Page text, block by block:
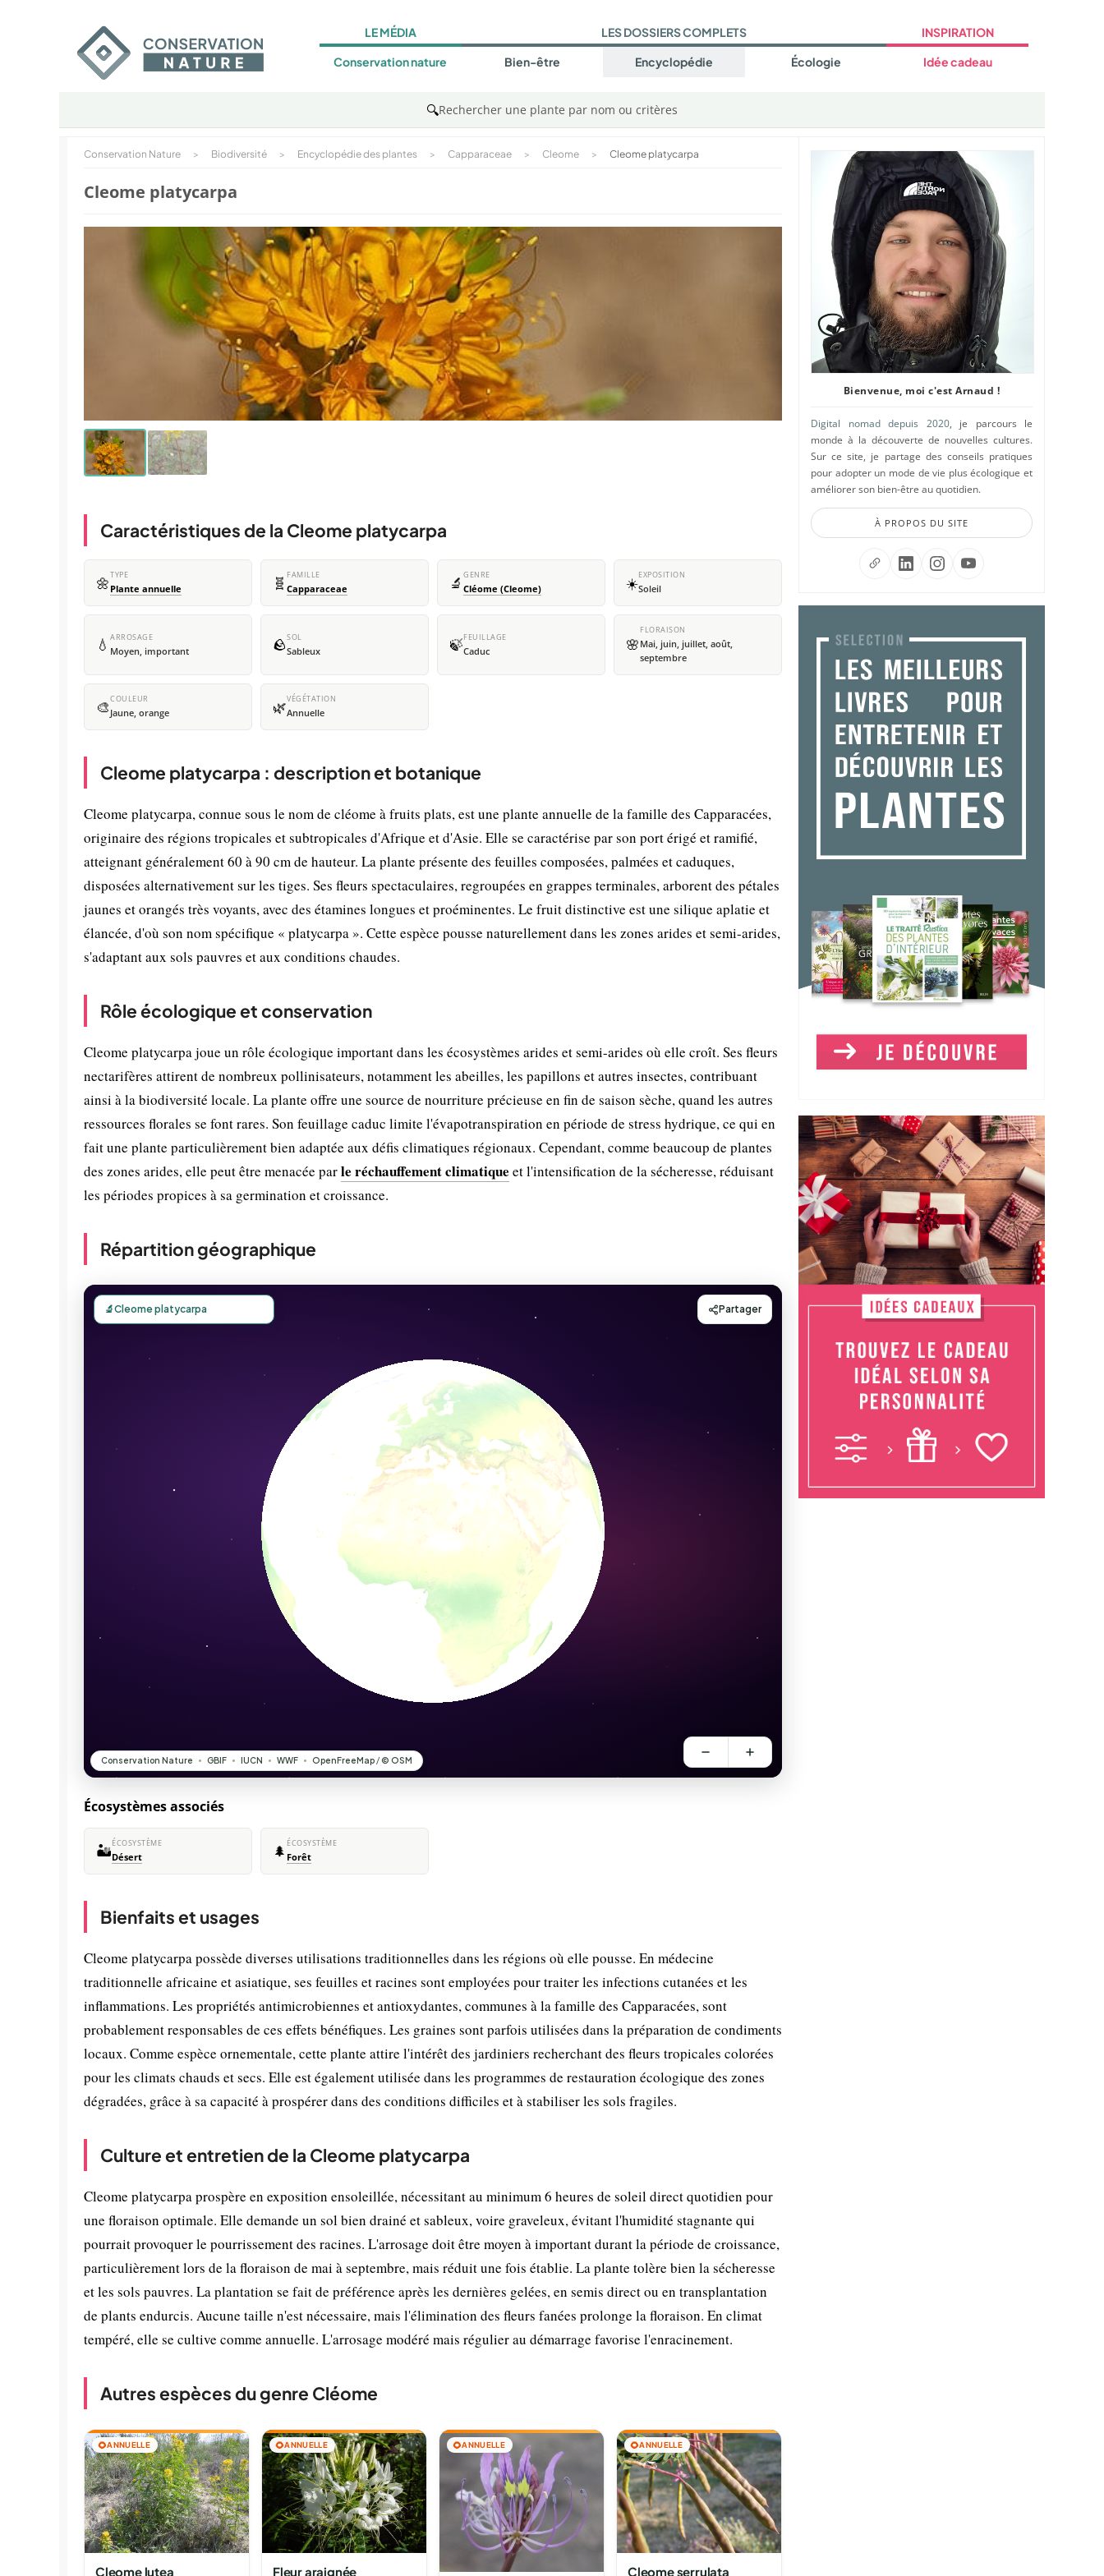
LE MÉDIA
Conservation nature
LES DOSSIERS COMPLETS
Bien-être Encyclopédie Écologie
INSPIRATION
Idée cadeau
🔍Rechercher une plante par nom ou critères
Conservation Nature > Biodiversité > Encyclopédie des plantes > Capparaceae > Cleome > Cleome platycarpa
Cleome platycarpa
Caractéristiques de la Cleome platycarpa
🌼TYPE
Plante annuelle 🧬 FAMILLE
Capparaceae 🔬 GENRE
Cléome (Cleome) ☀️EXPOSITION
Soleil
💧 ARROSAGE
Moyen, important 🪨SOL
Sableux 🍃FEUILLAGE
Caduc 🌸
FLORAISON
Mai, juin, juillet, août,
septembre
🎨COULEUR
Jaune, orange 🌿VÉGÉTATION
Annuelle
Cleome platycarpa : description et botanique
Cleome platycarpa, connue sous le nom de cléome à fruits plats, est une plante annuelle de la famille des Capparacées,
originaire des régions tropicales et subtropicales d'Afrique et d'Asie. Elle se caractérise par son port érigé et ramifié,
atteignant généralement 60 à 90 cm de hauteur. La plante présente des feuilles composées, palmées et caduques,
disposées alternativement sur les tiges. Ses fleurs spectaculaires, regroupées en grappes terminales, arborent des pétales
jaunes et orangés très voyants, avec des étamines longues et proéminentes. Le fruit distinctive est une silique aplatie et
élancée, d'où son nom spécifique « platycarpa ». Cette espèce pousse naturellement dans les zones arides et semi-arides,
s'adaptant aux sols pauvres et aux conditions chaudes.
Rôle écologique et conservation
Cleome platycarpa joue un rôle écologique important dans les écosystèmes arides et semi-arides où elle croît. Ses fleurs
nectarifères attirent de nombreux pollinisateurs, notamment les abeilles, les papillons et autres insectes, contribuant
ainsi à la biodiversité locale. La plante offre une source de nourriture précieuse en fin de saison sèche, quand les autres
ressources florales se font rares. Son feuillage caduc limite l'évapotranspiration en période de stress hydrique, ce qui en
fait une plante particulièrement bien adaptée aux défis climatiques régionaux. Cependant, comme beaucoup de plantes
des zones arides, elle peut être menacée parle réchauffement climatique et l'intensification de la sécheresse, réduisant
les périodes propices à sa germination et croissance.
Répartition géographique
Écosystèmes associés
🏜️ÉCOSYSTÈME
Désert 🌲 ÉCOSYSTÈME
Forêt
Bienfaits et usages
Cleome platycarpa possède diverses utilisations traditionnelles dans les régions où elle pousse. En médecine
traditionnelle africaine et asiatique, ses feuilles et racines sont employées pour traiter les infections cutanées et les
inflammations. Les propriétés antimicrobiennes et antioxydantes, communes à la famille des Capparacées, sont
probablement responsables de ces effets bénéfiques. Les graines sont parfois utilisées dans la préparation de condiments
locaux. Comme espèce ornementale, cette plante attire l'intérêt des jardiniers recherchant des fleurs tropicales colorées
pour les climats chauds et secs. Elle est également utilisée dans les programmes de restauration écologique des zones
dégradées, grâce à sa capacité à prospérer dans des conditions difficiles et à stabiliser les sols fragiles.
Culture et entretien de la Cleome platycarpa
Cleome platycarpa prospère en exposition ensoleillée, nécessitant au minimum 6 heures de soleil direct quotidien pour
une floraison optimale. Elle demande un sol bien drainé et sableux, voire graveleux, évitant l'humidité stagnante qui
pourrait provoquer le pourrissement des racines. L'arrosage doit être moyen à important durant la période de croissance,
particulièrement lors de la floraison de mai à septembre, mais réduit une fois établie. La plante tolère bien la sécheresse
et les sols pauvres. La plantation se fait de préférence après les dernières gelées, en semis direct ou en transplantation
de plants endurcis. Aucune taille n'est nécessaire, mais l'élimination des fleurs fanées prolonge la floraison. En climat
tempéré, elle se cultive comme annuelle. L'arrosage modéré mais régulier au démarrage favorise l'enracinement.
Autres espèces du genre Cléome
🌻ANNUELLE
Cleome lutea
🌻ANNUELLE
Fleur araignée
🌻ANNUELLE 🌻ANNUELLE
Cleome serrulata
Bienvenue, moi c'est Arnaud !
Digital nomad depuis 2020, je parcours le
monde à la découverte de nouvelles cultures.
Sur ce site, je partage des conseils pratiques
pour adopter un mode de vie plus écologique et
améliorer son bien-être au quotidien.
À PROPOS DU SITE